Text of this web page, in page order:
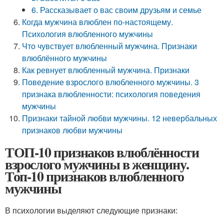
6. Рассказывает о вас своим друзьям и семье
Когда мужчина влюблен по-настоящему.
Психология влюбленного мужчины
Что чувствует влюбленный мужчина. Признаки
влюблённого мужчины
Как ревнует влюбленный мужчина. Признаки
Поведение взрослого влюбленного мужчины. 3
признака влюбленности: психология поведения
мужчины
Признаки тайной любви мужчины. 12 невербальных
признаков любви мужчины
ТОП-10 признаков влюблённости
взрослого мужчины в женщину.
Топ-10 признаков влюбленного
мужчины
В психологии выделяют следующие признаки: